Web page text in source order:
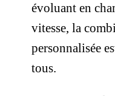
évoluant en
vitesse, la
personnalisée
tous.